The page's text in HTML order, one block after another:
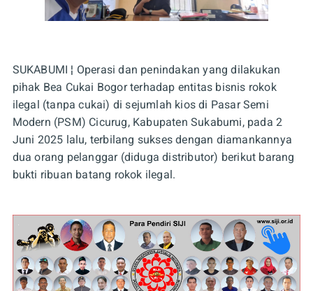
SUKABUMI ¦ Operasi dan penindakan yang dilakukan
pihak Bea Cukai Bogor terhadap entitas bisnis rokok
ilegal (tanpa cukai) di sejumlah kios di Pasar Semi
Modern (PSM) Cicurug, Kabupaten Sukabumi, pada 2
Juni 2025 lalu, terbilang sukses dengan diamankannya
dua orang pelanggar (diduga distributor) berikut barang
bukti ribuan batang rokok ilegal.